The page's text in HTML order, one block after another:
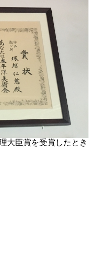
大臣賞を受賞したとき